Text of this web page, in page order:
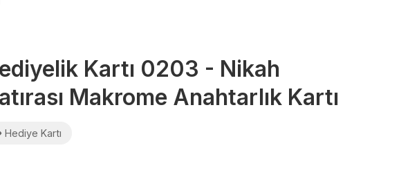
Kartı 0203 - Nikah
Makrome Anahtarlık Kartı
Hediye Kartı